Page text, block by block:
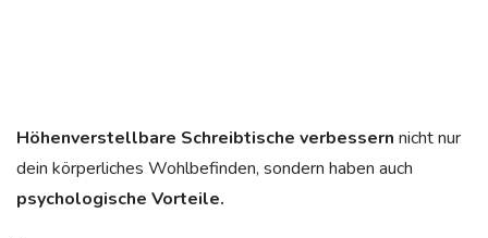
Höhenverstellbare Schreibtische verbessern nicht nur
dein körperliches Wohlbefinden, sondern haben auch
psychologische Vorteile.